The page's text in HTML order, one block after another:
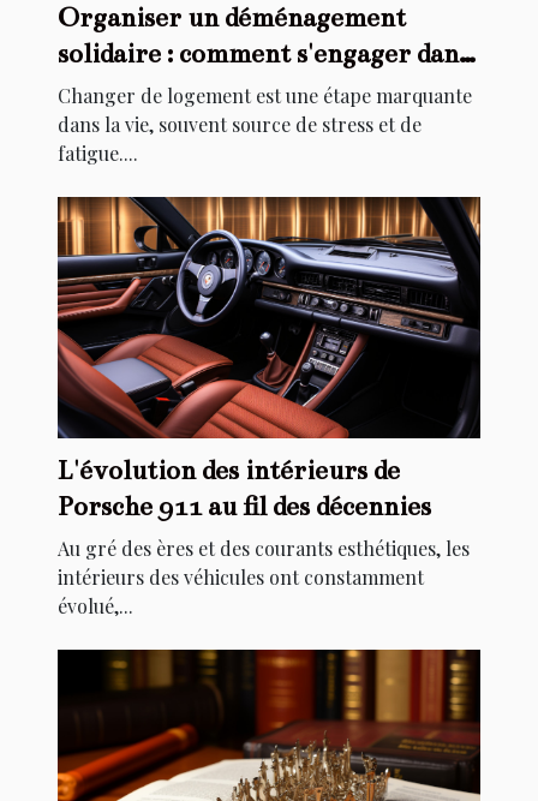
Organiser un déménagement
solidaire : comment s'engager dans
l'aide au relogement
Changer de logement est une étape marquante
dans la vie, souvent source de stress et de
fatigue....
L'évolution des intérieurs de
Porsche 911 au fil des décennies
Au gré des ères et des courants esthétiques, les
intérieurs des véhicules ont constamment
évolué,...